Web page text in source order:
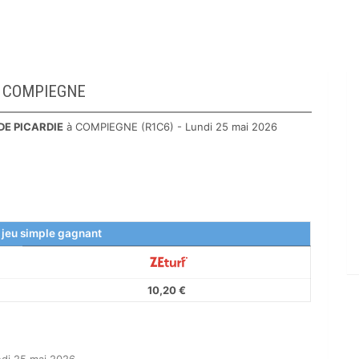
PICARDIE à COMPIEGNE (R1C6) - Lundi 25 mai 2026
simple gagnant
10,20 €